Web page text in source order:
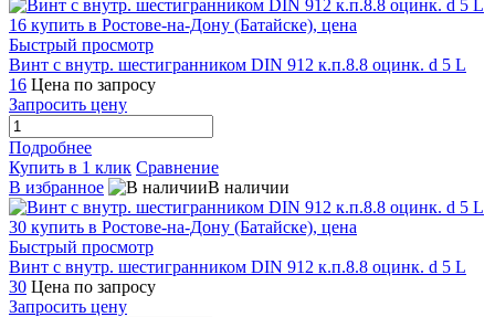
Быстрый просмотр
Винт с внутр. шестигранником DIN 912 к.п.8.8 оцинк. d 5 L
16 Цена по запросу
Запросить цену
Подробнее
Купить в 1 клик Сравнение
В избранное
В наличии
Быстрый просмотр
Винт с внутр. шестигранником DIN 912 к.п.8.8 оцинк. d 5 L
30 Цена по запросу
Запросить цену